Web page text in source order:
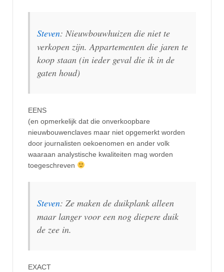
Steven: Nieuwbouwhuizen die niet te
verkopen zijn. Appartementen die jaren te
koop staan (in ieder geval die ik in de
gaten houd)
EENS
(en opmerkelijk dat die onverkoopbare
nieuwbouwenclaves maar niet opgemerkt worden
door journalisten oekoenomen en ander volk
waaraan analystische kwaliteiten mag worden
toegeschreven
Steven: Ze maken de duikplank alleen
maar langer voor een nog diepere duik
de zee in.
EXACT